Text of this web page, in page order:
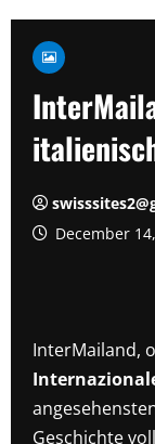
December
InterMailand,
Geschichte